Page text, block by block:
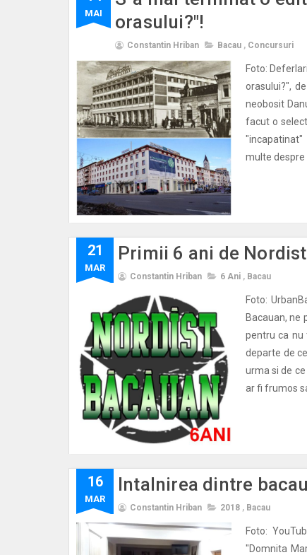
MAI
orasului?"!
Constantin Hriban Bacau , Concursuri
Foto:
orasului?",
neobosit
facut o
multe despre
21
MAR
Primii 6 ani de
Constantin Hriban 6 Ani , Bacau
Foto:
Bacauan, ne
pentru ca nu
departe de
urma si de
ar fi frumos
16
MAR
Intalnirea dintre
Constantin Hriban 2018 , Bacau
Foto:
"Domnita